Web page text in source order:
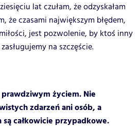
lat czułam, że odzyskałam
że czasami największym błędem,
jest pozwolenie, by ktoś inny
na szczęście.
życiem. Nie
zdarzeń ani osób, a
całkowicie przypadkowe.